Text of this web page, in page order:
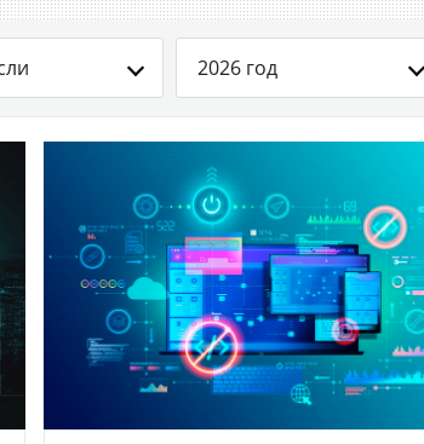
2026 год